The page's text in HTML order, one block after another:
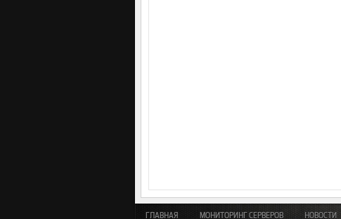
ГЛАВНАЯ МОНИТОРИНГ СЕРВЕРОВ НОВОСТИ